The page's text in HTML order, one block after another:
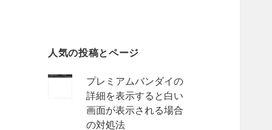
人気の投稿とページ
プレミアムバンダイの
詳細を表示すると白い
画面が表示される場合
の対処法